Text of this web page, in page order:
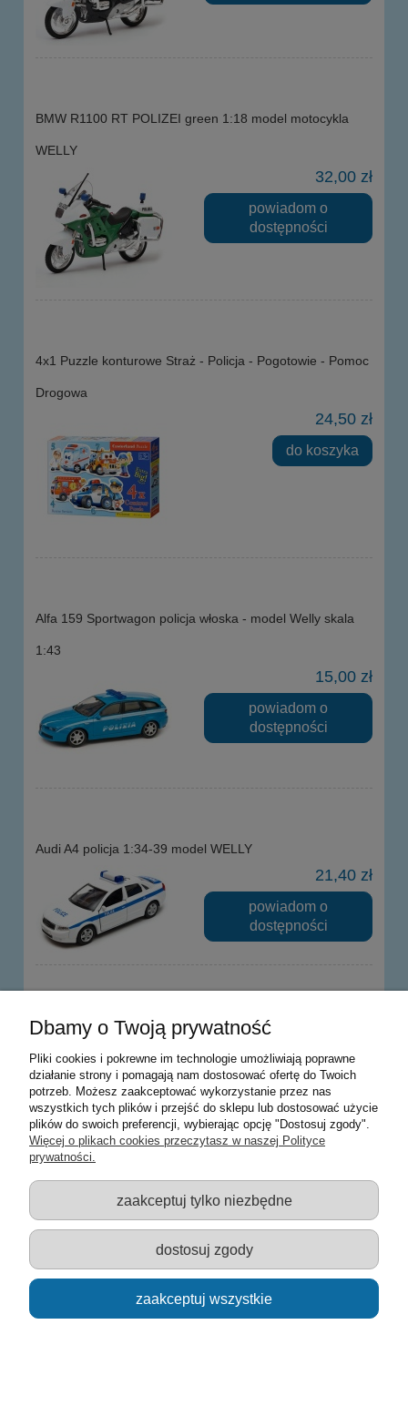
BMW R1100 RT POLIZEI green 1:18 model motocykla
WELLY
32,00 zł
powiadom o
dostępności
4x1 Puzzle konturowe Straż - Policja - Pogotowie - Pomoc
Drogowa
24,50 zł
do koszyka
Alfa 159 Sportwagon policja włoska - model Welly skala
1:43
15,00 zł
powiadom o
dostępności
Audi A4 policja 1:34-39 model WELLY
21,40 zł
powiadom o
dostępności
Trefl puzzle 3w1 policja, pogotowie i straż pożarna 20 36 i
50 elementów 34836
18,00 zł
powiadom o
dostępności
Alfa Sportwagon 159 carabinieri - model Welly skala 1:43
Dbamy o Twoją prywatność
Pliki cookies i pokrewne im technologie umożliwiają poprawne
działanie strony i pomagają nam dostosować ofertę do Twoich
potrzeb. Możesz zaakceptować wykorzystanie przez nas
wszystkich tych plików i przejść do sklepu lub dostosować użycie
plików do swoich preferencji, wybierając opcję "Dostosuj zgody".
Więcej o plikach cookies przeczytasz w naszej Polityce
prywatności.
zaakceptuj tylko niezbędne
dostosuj zgody
zaakceptuj wszystkie